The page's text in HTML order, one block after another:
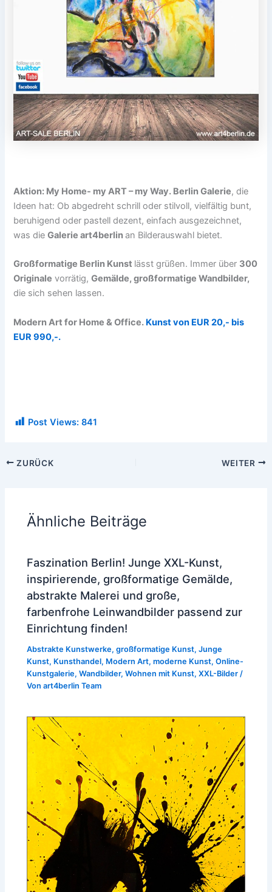
Aktion: My Home- my ART – my Way. Berlin Galerie, die
Ideen hat: Ob abgedreht schrill oder stilvoll, vielfältig bunt,
beruhigend oder pastell dezent, einfach ausgezeichnet,
was dieGalerie art4berlinan Bilderauswahl bietet.
Großformatige Berlin Kunst lässt grüßen. Immer über 300
Originale vorrätig,Gemälde, großformatige Wandbilder,
die sich sehen lassen.
Modern Art for Home & Office. Kunst von EUR 20,- bis
EUR 990,-.
Post Views: 841
ZURÜCK WEITER
Ähnliche Beiträge
Faszination Berlin! Junge XXL-Kunst,
inspirierende, großformatige Gemälde,
abstrakte Malerei und große,
farbenfrohe Leinwandbilder passend zur
Einrichtung finden!
Abstrakte Kunstwerke,großformatige Kunst,Junge
Kunst, Kunsthandel, Modern Art,moderne Kunst,Online-
Kunstgalerie,Wandbilder,Wohnen mit Kunst,XXL-Bilder /
Vonart4berlin Team